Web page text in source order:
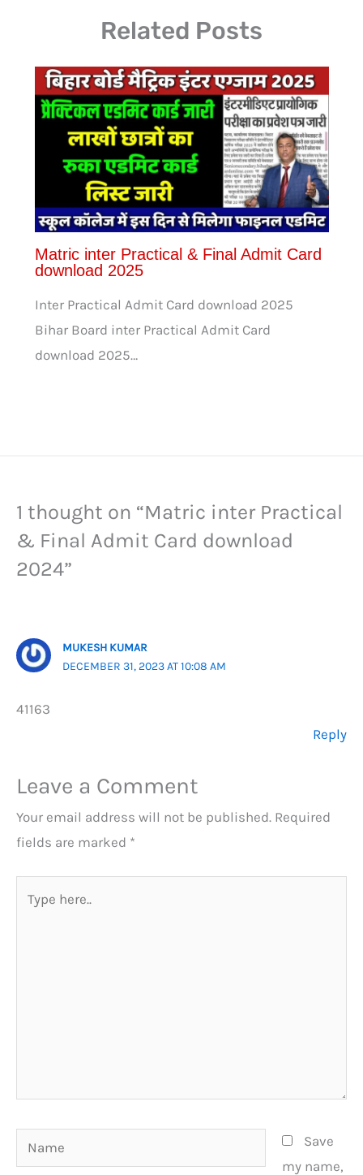
Related Posts
Matric inter Practical & Final Admit Card
download 2025
Inter Practical Admit Card download 2025
Bihar Board inter Practical Admit Card
download 2025…
1 thought on “Matric inter Practical
& Final Admit Card download
2024”
MUKESH KUMAR
DECEMBER 31, 2023 AT 10:08 AM
41163
Reply
Leave a Comment
Your email address will not be published. Required
fields are marked *
here..
Name
Save
my name,